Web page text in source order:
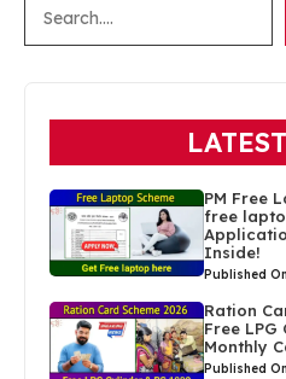
PM Free
free
Inside!
Published
Ration
Free LPG
Monthly
Published